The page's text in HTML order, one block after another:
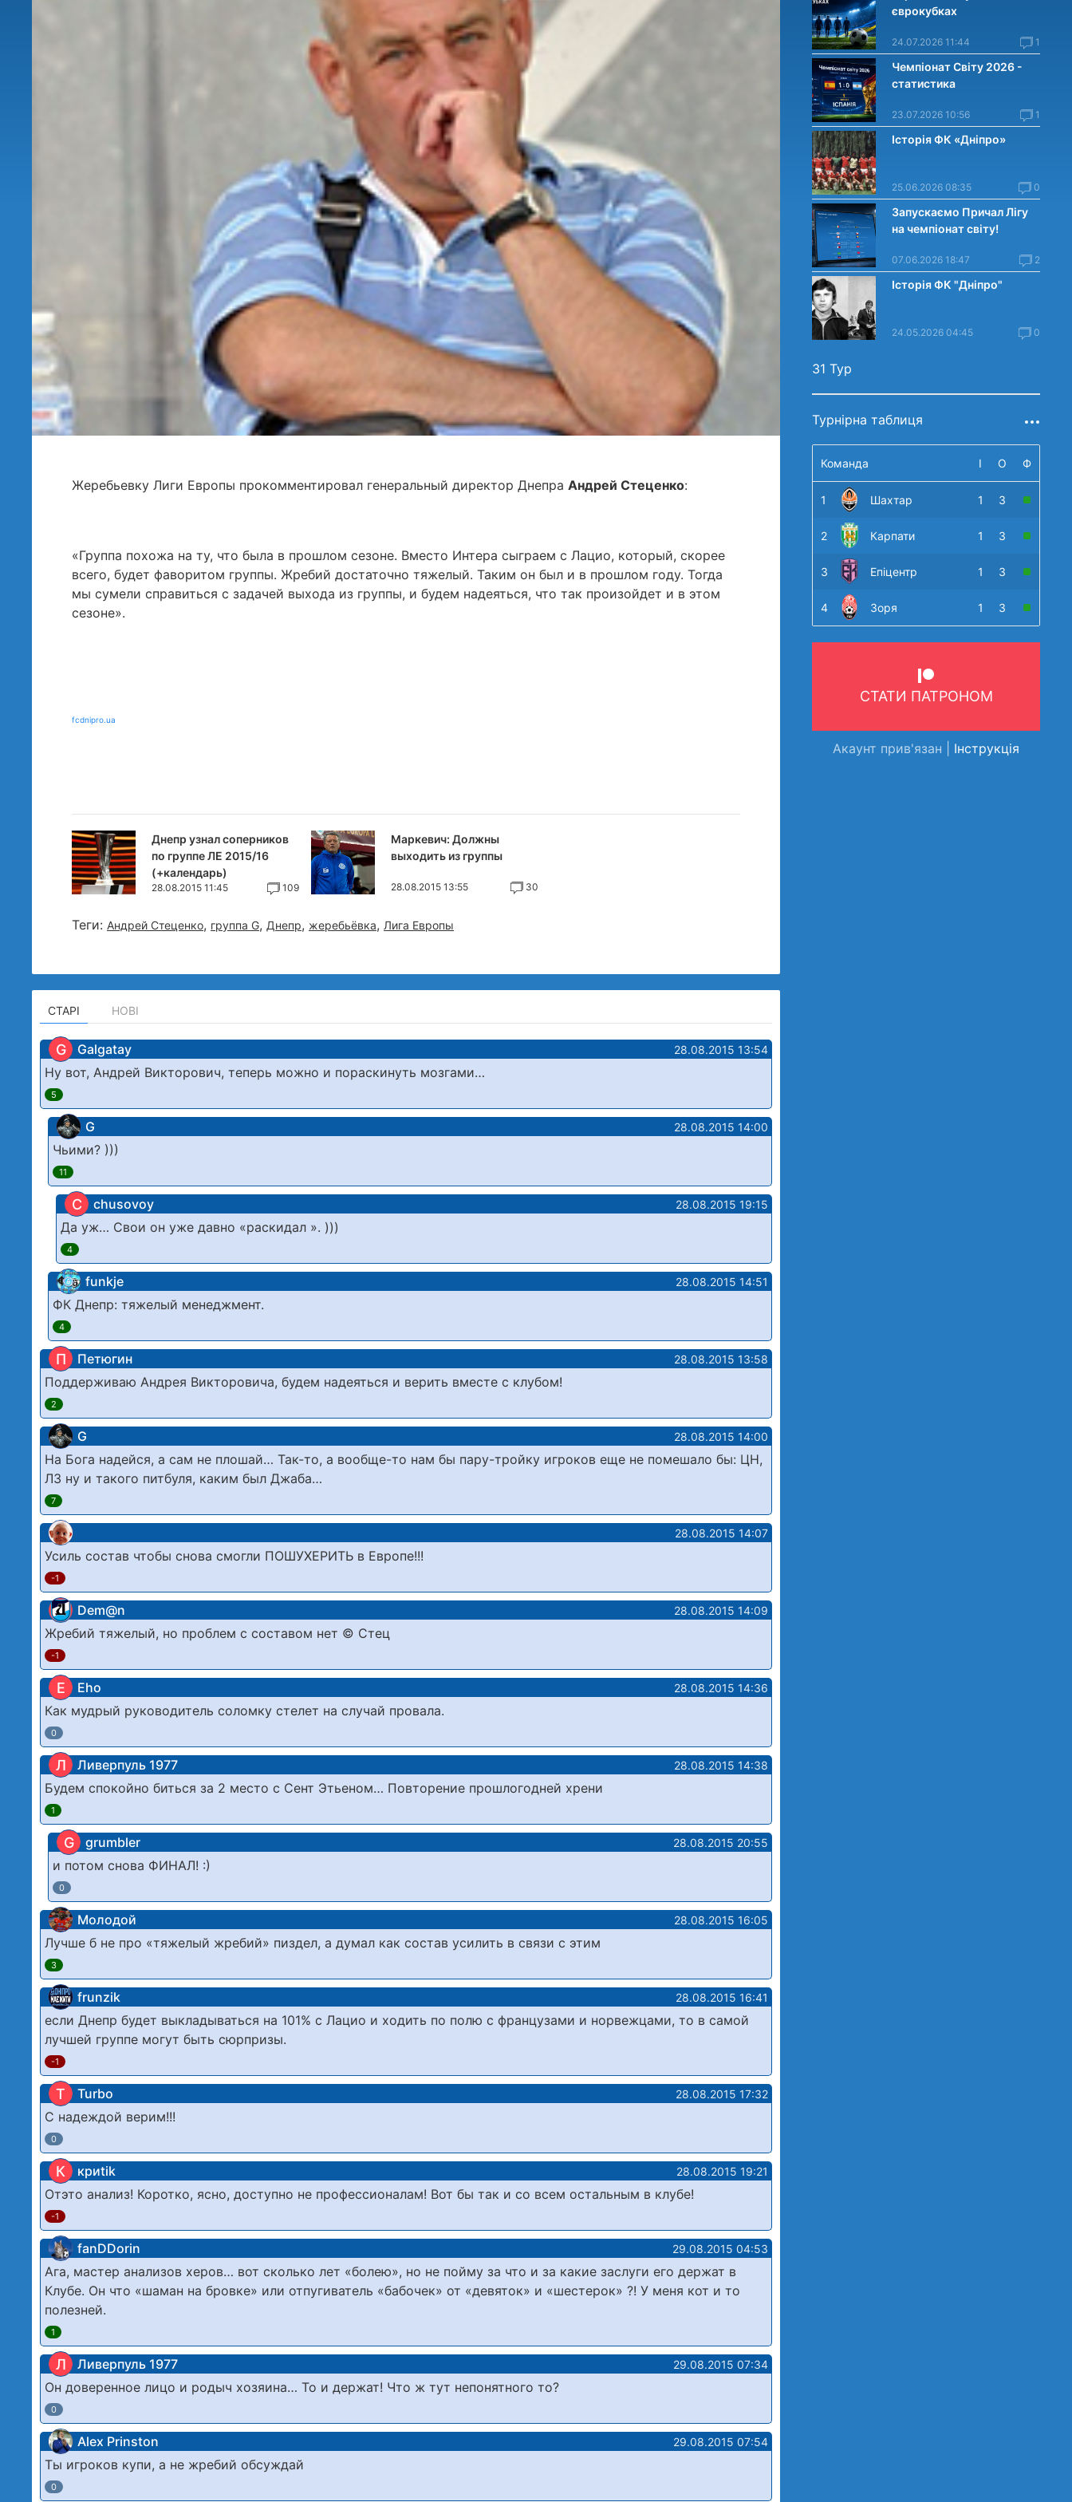
Жеребьевку Лиги Европы прокомментировал генеральный директор Днепра Андрей Стеценко:
«Группа похожа на ту, что была в прошлом сезоне. Вместо Интера сыграем с Лацио, который, скорее
всего, будет фаворитом группы. Жребий достаточно тяжелый. Таким он был и в прошлом году. Тогда
мы сумели справиться с задачей выхода из группы, и будем надеяться, что так произойдет и в этом
сезоне».
fcdnipro.ua
Днепр узнал соперников
по группе ЛЕ 2015/16
(+календарь)
28.08.2015 11:45 109
Маркевич: Должны
выходить из группы
28.08.2015 13:55 30
Теги: Андрей Стеценко, группа G, Днепр, жеребьёвка, Лига Европы
СТАРІ НОВІ
G Galgatay 28.08.2015 13:54
Ну вот, Андрей Викторович, теперь можно и пораскинуть мозгами…
5
G 28.08.2015 14:00
Чьими? )))
11
C chusovoy 28.08.2015 19:15
Да уж… Свои он уже давно «раскидал ». )))
4
funkje 28.08.2015 14:51
ФК Днепр: тяжелый менеджмент.
4
П Петюгин 28.08.2015 13:58
Поддерживаю Андрея Викторовича, будем надеяться и верить вместе с клубом!
2
G 28.08.2015 14:00
На Бога надейся, а сам не плошай… Так-то, а вообще-то нам бы пару-тройку игроков еще не помешало бы: ЦН,
ЛЗ ну и такого питбуля, каким был Джаба…
7
28.08.2015 14:07
Усиль состав чтобы снова смогли ПОШУХЕРИТЬ в Европе!!!
-1
Dem@n 28.08.2015 14:09
Жребий тяжелый, но проблем с составом нет © Стец
-1
E Eho 28.08.2015 14:36
Как мудрый руководитель соломку стелет на случай провала.
0
Л Ливерпуль 1977 28.08.2015 14:38
Будем спокойно биться за 2 место с Сент Этьеном… Повторение прошлогодней хрени
1
G grumbler 28.08.2015 20:55
и потом снова ФИНАЛ! :)
0
Молодой 28.08.2015 16:05
Лучше б не про «тяжелый жребий» пиздел, а думал как состав усилить в связи с этим
3
frunzik 28.08.2015 16:41
если Днепр будет выкладываться на 101% с Лацио и ходить по полю с французами и норвежцами, то в самой
лучшей группе могут быть сюрпризы.
-1
T Turbo 28.08.2015 17:32
С надеждой верим!!!
0
К криtik 28.08.2015 19:21
Отэто анализ! Коротко, ясно, доступно не профессионалам! Вот бы так и со всем остальным в клубе!
-1
fanDDorin 29.08.2015 04:53
Ага, мастер анализов херов… вот сколько лет «болею», но не пойму за что и за какие заслуги его держат в
Клубе. Он что «шаман на бровке» или отпугиватель «бабочек» от «девяток» и «шестерок» ?! У меня кот и то
полезней.
1
Л Ливерпуль 1977 29.08.2015 07:34
Он доверенное лицо и родыч хозяина… То и держат! Что ж тут непонятного то?
0
Alex Prinston 29.08.2015 07:54
Ты игроков купи, а не жребий обсуждай
0
єврокубках
24.07.2026 11:44 1
Чемпіонат Світу 2026 -
статистика
23.07.2026 10:56 1
Історія ФК «Дніпро»
25.06.2026 08:35 0
Запускаємо Причал Лігу
на чемпіонат світу!
07.06.2026 18:47 2
Історія ФК "Дніпро"
24.05.2026 04:45 0
31 Тур
Турнірна таблиця
Команда І О Ф
1 Шахтар 1 3
2 Карпати 1 3
3 Епіцентр 1 3
4 Зоря 1 3
СТАТИ ПАТРОНОМ
Акаунт прив'язан | Інструкція